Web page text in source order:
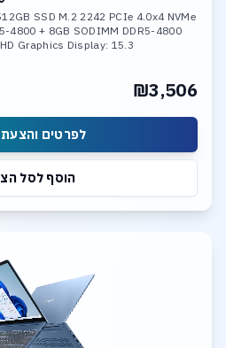
SSD M.2 2242 PCIe 4.0x4 NVMe
4800 + 8GB SODIMM DDR5-4800
Graphics Display: 15.3
₪3,506
לפרטים
הוסף לסל